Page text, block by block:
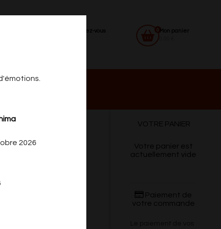
2026
Identifiez-vous 0 Mon panier
VOTRE PANIER
Votre panier est
actuellement vide
Paiement de
votre commande